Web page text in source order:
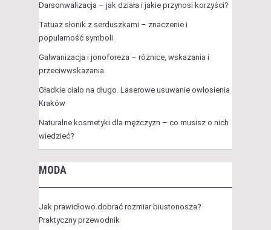
Darsonwalizacja – jak działa i jakie przynosi korzyści?
Tatuaż słonik z serduszkami – znaczenie i
popularność symboli
Galwanizacja i jonoforeza – różnice, wskazania i
przeciwwskazania
Gładkie ciało na długo. Laserowe usuwanie owłosienia
Kraków
Naturalne kosmetyki dla mężczyzn – co musisz o nich
wiedzieć?
MODA
Jak prawidłowo dobrać rozmiar biustonosza?
Praktyczny przewodnik